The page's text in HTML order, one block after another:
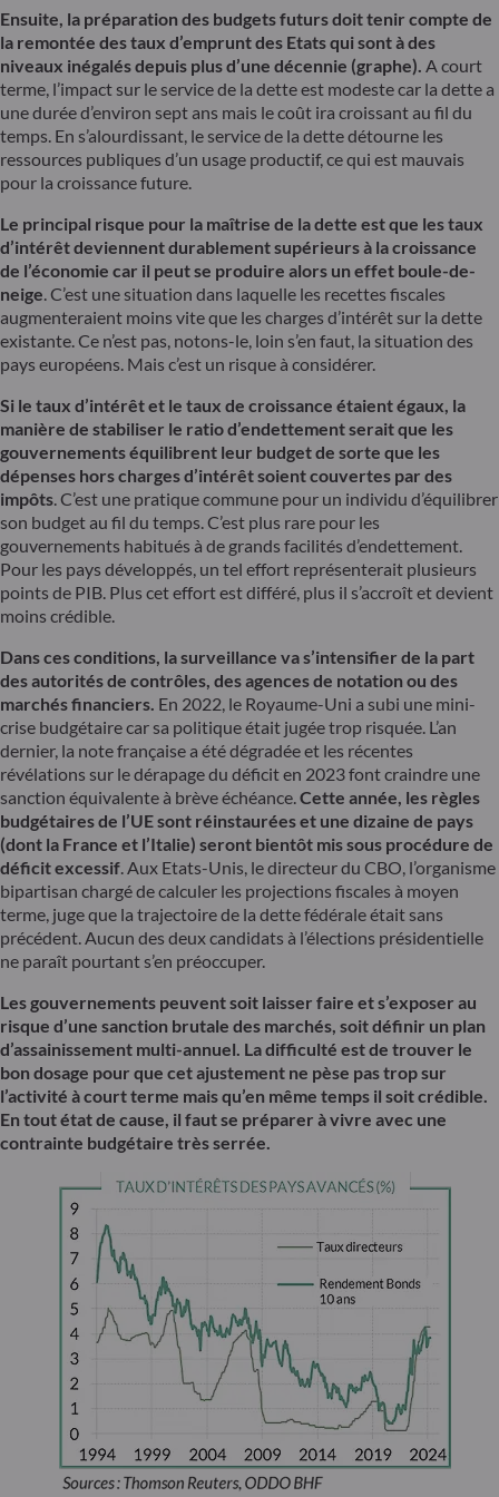
Ensuite, la préparation des budgets futurs doit tenir compte de
la remontée des taux d’emprunt des Etats qui sont à des
niveaux inégalés depuis plus d’une décennie (graphe). A court
terme, l’impact sur le service de la dette est modeste car la dette a
une durée d’environ sept ans mais le coût ira croissant au fil du
temps. En s’alourdissant, le service de la dette détourne les
ressources publiques d’un usage productif, ce qui est mauvais
pour la croissance future.
Le principal risque pour la maîtrise de la dette est que les taux
d’intérêt deviennent durablement supérieurs à la croissance
de l’économie car il peut se produire alors un effet boule-de-
neige. C’est une situation dans laquelle les recettes fiscales
augmenteraient moins vite que les charges d’intérêt sur la dette
existante. Ce n’est pas, notons-le, loin s’en faut, la situation des
pays européens. Mais c’est un risque à considérer.
Si le taux d’intérêt et le taux de croissance étaient égaux, la
manière de stabiliser le ratio d’endettement serait que les
gouvernements équilibrent leur budget de sorte que les
dépenses hors charges d’intérêt soient couvertes par des
impôts. C’est une pratique commune pour un individu d’équilibrer
son budget au fil du temps. C’est plus rare pour les
gouvernements habitués à de grands facilités d’endettement.
Pour les pays développés, un tel effort représenterait plusieurs
points de PIB. Plus cet effort est différé, plus il s’accroît et devient
moins crédible.
Dans ces conditions, la surveillance va s’intensifier de la part
des autorités de contrôles, des agences de notation ou des
marchés financiers. En 2022, le Royaume-Uni a subi une mini-
crise budgétaire car sa politique était jugée trop risquée. L’an
dernier, la note française a été dégradée et les récentes
révélations sur le dérapage du déficit en 2023 font craindre une
sanction équivalente à brève échéance.Cette année, les règles
budgétaires de l’UE sont réinstaurées et une dizaine de pays
(dont la France et l’Italie) seront bientôt mis sous procédure de
déficit excessif. Aux Etats-Unis, le directeur du CBO, l’organisme
bipartisan chargé de calculer les projections fiscales à moyen
terme, juge que la trajectoire de la dette fédérale était sans
précédent. Aucun des deux candidats à l’élections présidentielle
ne paraît pourtant s’en préoccuper.
Les gouvernements peuvent soit laisser faire et s’exposer au
risque d’une sanction brutale des marchés, soit définir un plan
d’assainissement multi-annuel. La difficulté est de trouver le
bon dosage pour que cet ajustement ne pèse pas trop sur
l’activité à court terme mais qu’en même temps il soit crédible.
En tout état de cause, il faut se préparer à vivre avec une
contrainte budgétaire très serrée.